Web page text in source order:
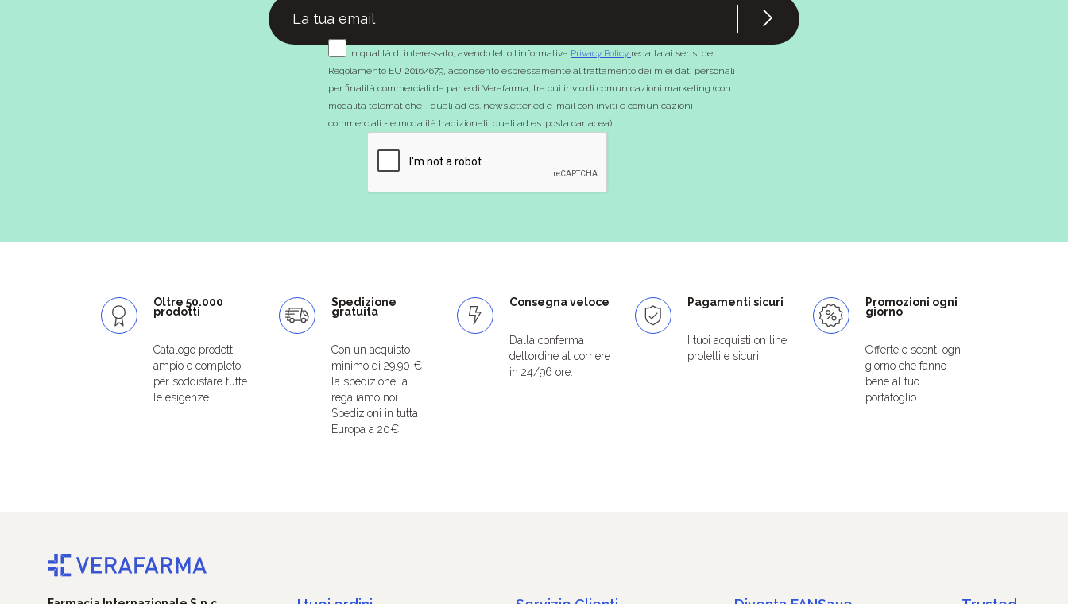
In qualità di interessato, avendo letto l’informativa Privacy Policy redatta ai sensi del
Regolamento EU 2016/679, acconsento espressamente al trattamento dei miei dati personali
per finalità commerciali da parte di Verafarma, tra cui invio di comunicazioni marketing (con
modalità telematiche - quali ad es. newsletter ed e-mail con inviti e comunicazioni
commerciali - e modalità tradizionali, quali ad es. posta cartacea)
Oltre 50.000
prodotti
Catalogo prodotti
ampio e completo
per soddisfare tutte
le esigenze.
Spedizione
gratuita
Con un acquisto
minimo di 29.90 €
la spedizione la
regaliamo noi.
Spedizioni in tutta
Europa a 20€.
Consegna veloce
Dalla conferma
dell’ordine al corriere
in 24/96 ore.
Pagamenti sicuri
I tuoi acquisti on line
protetti e sicuri.
Promozioni ogni
giorno
Offerte e sconti ogni
giorno che fanno
bene al tuo
portafoglio.